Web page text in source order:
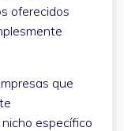
oferecidos
que
específico